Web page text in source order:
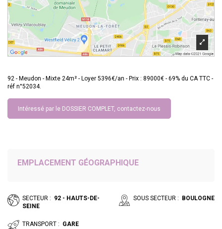
92 - Meudon - Mixte 24m² - Loyer 5396€/an - Prix : 89000€ - 69% du CA TTC -
réf n°52034.
Intéressé par le DOSSIER COMPLET, contactez-nous
EMPLACEMENT GÉOGRAPHIQUE
SECTEUR : 92 - HAUTS-DE-
SEINE
SOUS SECTEUR : BOULOGNE
TRANSPORT : GARE